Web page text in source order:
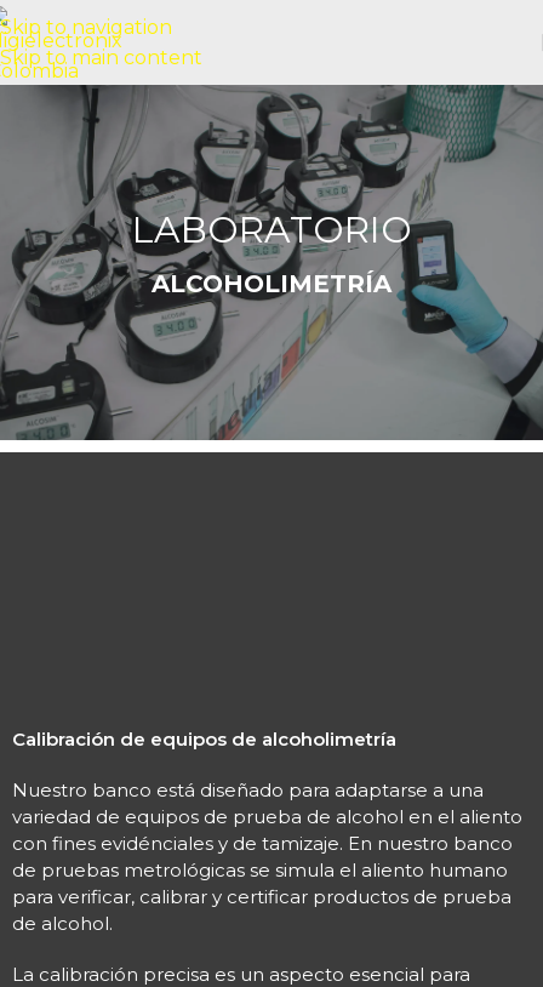
Skip to navigation
Skip to main content
LABORATORIO
ALCOHOLIMETRÍA
Calibración de equipos de alcoholimetría
Nuestro banco está diseñado para adaptarse a una
variedad de equipos de prueba de alcohol en el aliento
con fines evidénciales y de tamizaje. En nuestro banco
de pruebas metrológicas se simula el aliento humano
para verificar, calibrar y certificar productos de prueba
de alcohol.
La calibración precisa es un aspecto esencial para